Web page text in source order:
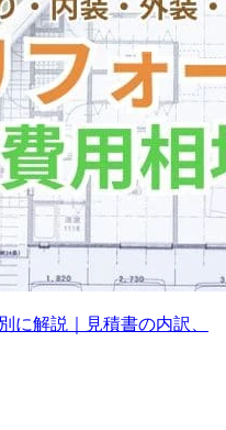
に解説｜見積書の内訳、